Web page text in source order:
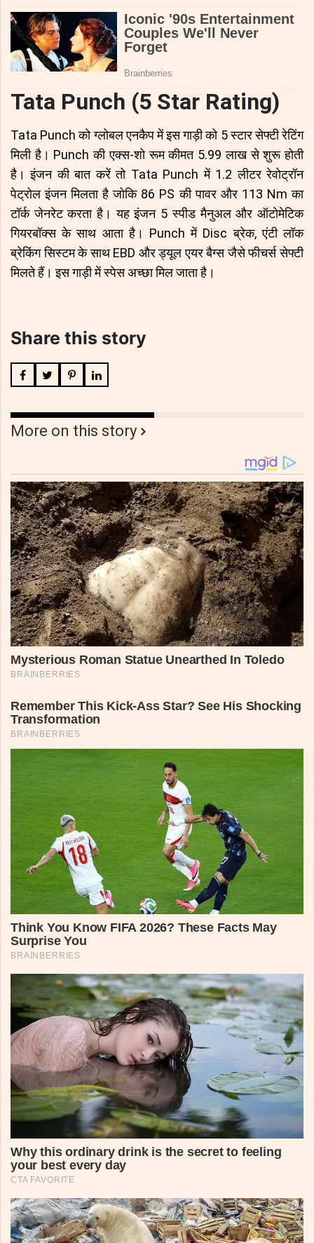
Tata Punch (5 Star Rating)
Tata Punch को ग्लोबल एनकैप में इस गाड़ी को 5 स्टार सेफ्टी रेटिंग
मिली है। Punch की एक्स-शो रूम कीमत 5.99 लाख से शुरू होती
है। इंजन की बात करें तो Tata Punch में 1.2 लीटर रेवोट्रॉन
पेट्रोल इंजन मिलता है जोकि 86 PS की पावर और 113 Nm का
टॉर्क जेनरेट करता है। यह इंजन 5 स्पीड मैनुअल और ऑटोमेटिक
गियरबॉक्स के साथ आता है। Punch में Disc ब्रेक, एंटी लॉक
ब्रेकिंग सिस्टम के साथ EBD और ड्यूल एयर बैग्स जैसे फीचर्स सेफ्टी
मिलते हैं। इस गाड़ी में स्पेस अच्छा मिल जाता है।
Share this story
More on this story